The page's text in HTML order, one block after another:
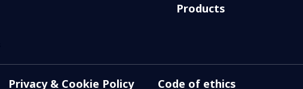
Products
Privacy & Cookie Policy Code of ethics